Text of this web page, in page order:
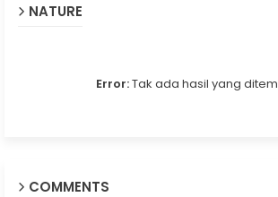
NATURE
Error:Tak ada hasil yang
COMMENTS